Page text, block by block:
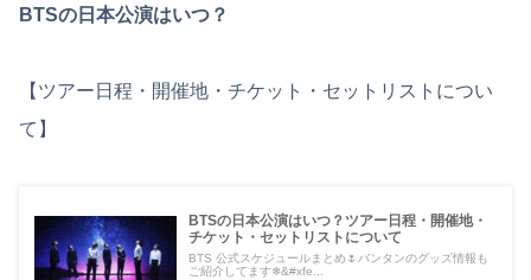
BTSの日本公演はいつ？
【ツアー日程・開催地・チケット・セットリストについ
て】
BTSの日本公演はいつ？ツアー日程・開催地・
チケット・セットリストについて
BTS 公式スケジュールまとめ🌷バンタンのグッズ情報も
ご紹介してます❄&#xfe...